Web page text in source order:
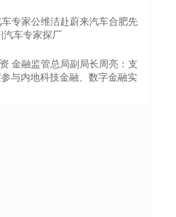
专家公维洁赴蔚来汽车合肥先
汽车专家探厂
金融监管总局副局长周亮：支
与内地科技金融、数字金融实